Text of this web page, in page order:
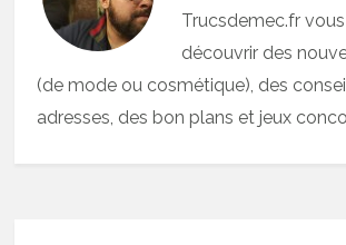
Trucsdemec.fr
découvrir des
(de mode ou cosmétique), des
adresses, des bon plans et jeux